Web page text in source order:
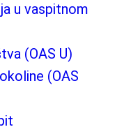
u vaspitnom
(OAS U)
(OAS